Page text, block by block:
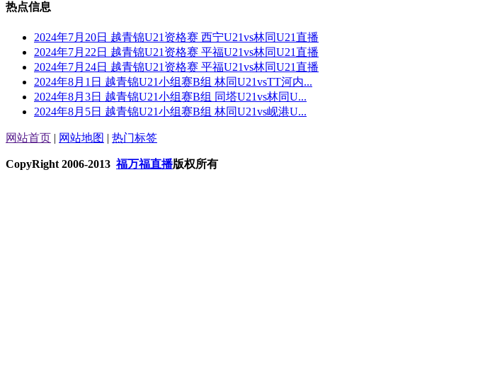
热点信息
2024年7月20日 越青锦U21资格赛 西宁U21vs林同U21直播
2024年7月22日 越青锦U21资格赛 平福U21vs林同U21直播
2024年7月24日 越青锦U21资格赛 平福U21vs林同U21直播
2024年8月1日 越青锦U21小组赛B组 林同U21vsTT河内...
2024年8月3日 越青锦U21小组赛B组 同塔U21vs林同U...
2024年8月5日 越青锦U21小组赛B组 林同U21vs岘港U...
网站首页 | 网站地图 | 热门标签
CopyRight 2006-2013福万福直播版权所有